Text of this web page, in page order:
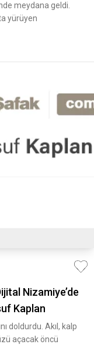
meydana geldi.
yürüyen
Nizamiye’de
Kaplan
doldurdu. Akıl, kalp
açacak öncü